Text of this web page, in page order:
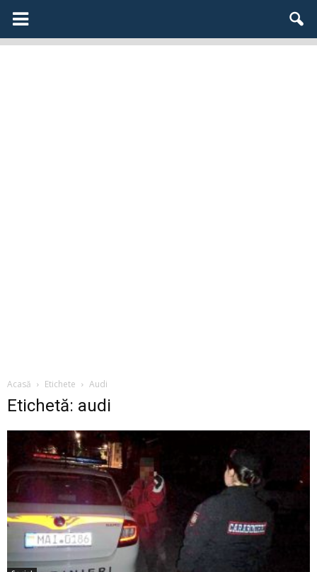
Acasă Etichete Audi
Etichetă: audi